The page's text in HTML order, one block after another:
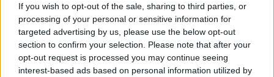
If you wish to opt-out of the sale, sharing to third parties, or
processing of your personal or sensitive information for
targeted advertising by us, please use the below opt-out
section to confirm your selection. Please note that after your
opt-out request is processed you may continue seeing
interest-based ads based on personal information utilized by